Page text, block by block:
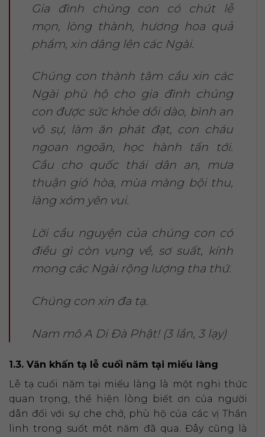
Gia đình chúng con có chút lễ
mọn, lòng thành, hương hoa quả
phẩm, xin dâng lên các Ngài.
Chúng con thành tâm cầu xin các
Ngài phù hộ cho gia đình chúng
con được sức khỏe dồi dào, bình an
vô sự, làm ăn phát đạt, con cháu
ngoan ngoãn, học hành tấn tới.
Cầu cho quốc thái dân an, mưa
thuận gió hòa, mùa màng bội thu,
làng xóm yên vui.
Lời cầu nguyện của chúng con có
điều gì còn vụng về, sơ suất, kính
mong các Ngài rộng lượng tha thứ.
Chúng con xin đa tạ.
Nam mô A Di Đà Phật! (3 lần, 3 lạy)
1.3. Văn khấn tạ lễ cuối năm tại miếu làng
Lễ tạ cuối năm tại miếu làng là một nghi thức
quan trọng, thể hiện lòng biết ơn của người
dân đối với sự che chở, phù hộ của các vị Thần
linh trong suốt một năm đã qua. Đây cũng là